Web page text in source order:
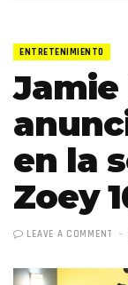
ENTRETENIMIENTO
Jamie
en la
Zoey
LEAVE A COMMENT